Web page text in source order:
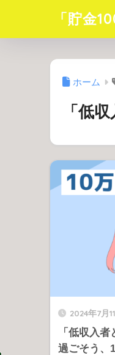
「貯金
ホーム
「低
2024年7月
「低収入
過ごそう、